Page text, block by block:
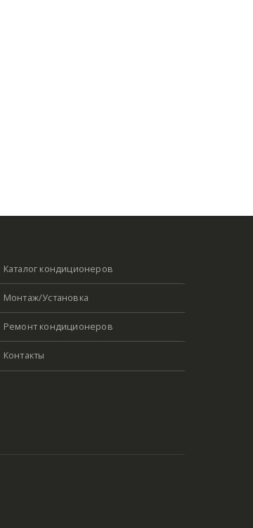
Каталог кондиционеров
Монтаж/Установка
Ремонт кондиционеров
Контакты